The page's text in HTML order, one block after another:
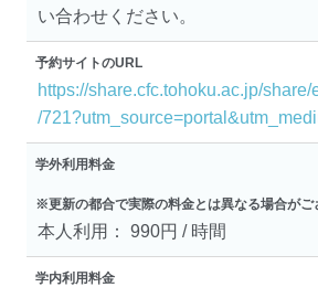
い合わせください。
予約サイトのURL
https://share.cfc.tohoku.ac.jp/
/
学外利用料金
※更新の都合で実際の料金とは異なる場合がご
本人利用： 990円 / 時間
学内利用料金